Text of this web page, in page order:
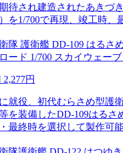
待され建造されたあきづ
）を1/700で再現、竣工時、
隊 護衛艦 DD-109 はるさ
ード 1/700 スカイウェー
2,277円
就役、初代むらさめ型護
を装備したDD-109はるさ
最終時を選択して製作可